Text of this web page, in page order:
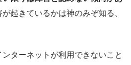
起きているかは神のみぞ知る、
ターネットが利用できないこと